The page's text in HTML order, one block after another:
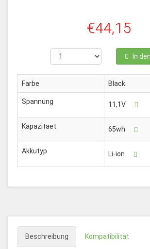
€44,15
Farbe Black
Spannung 11,1V
Kapazitaet 65wh
Akkutyp Li-ion
Beschreibung Kompatibilität